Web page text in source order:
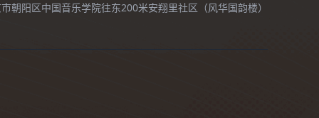
朝阳区中国音乐学院往东200米安翔里社区（风华国韵楼）